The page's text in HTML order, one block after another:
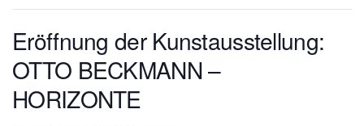
Eröffnung der Kunstausstellung:
OTTO BECKMANN –
HORIZONTE